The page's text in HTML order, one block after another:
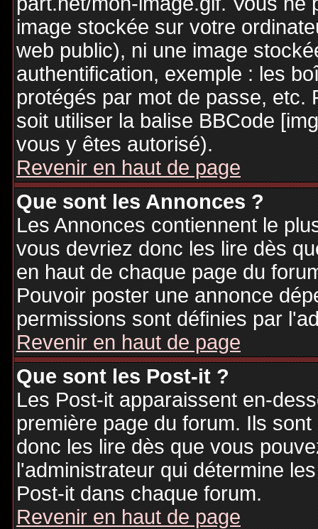
image stockée sur votre
web public), ni une image
authentification, exemple : les
protégés par mot de passe, etc.
soit utiliser la balise BBCode
vous y êtes autorisé).
Revenir en haut de page
Que sont les Annonces ?
Les Annonces contiennent le
vous devriez donc les lire dès
en haut de chaque page du
Pouvoir poster une annonce
permissions sont définies par
Revenir en haut de page
Que sont les Post-it ?
Les Post-it apparaissent en-
première page du forum. Ils
donc les lire dès que vous
l'administrateur qui détermine
Post-it dans chaque forum.
Revenir en haut de page